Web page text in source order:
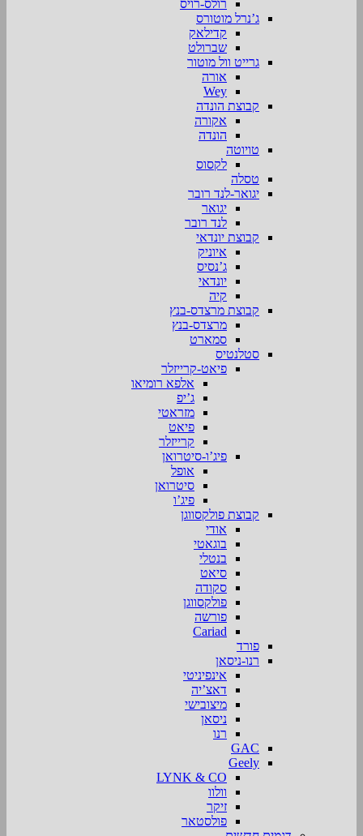
רולס-רויס
ג’נרל מוטורס
קדילאק
שברולט
גרייט וול מוטור
אורה
Wey
קבוצת הונדה
אקורה
הונדה
טויוטה
לקסוס
טסלה
יגואר-לנד רובר
יגואר
לנד רובר
קבוצת יונדאי
איוניק
ג’נסיס
יונדאי
קיה
קבוצת מרצדס-בנץ
מרצדס-בנץ
סמארט
סטלנטיס
פיאט-קרייזלר
אלפא רומיאו
ג’יפ
מזראטי
פיאט
קרייזלר
פיג’ו-סיטרואן
אופל
סיטרואן
פיג’ו
קבוצת פולקסווגן
אודי
בוגאטי
בנטלי
סיאט
סקודה
פולקסווגן
פורשה
Cariad
פורד
רנו-ניסאן
אינפיניטי
דאצ’יה
מיצובישי
ניסאן
רנו
GAC
Geely
LYNK & CO
וולוו
זיקר
פולסטאר